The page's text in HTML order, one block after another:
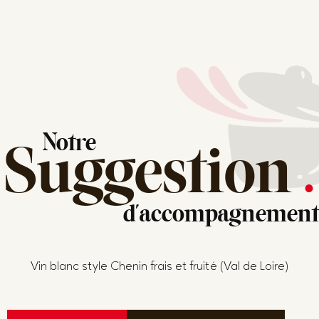
Notre
Suggestion .
d'accompagnement
Vin blanc style Chenin frais et fruité (Val de Loire)